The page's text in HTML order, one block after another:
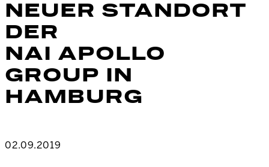
NEUER STANDORT
DER
NAI APOLLO
GROUP IN
HAMBURG
02.09.2019